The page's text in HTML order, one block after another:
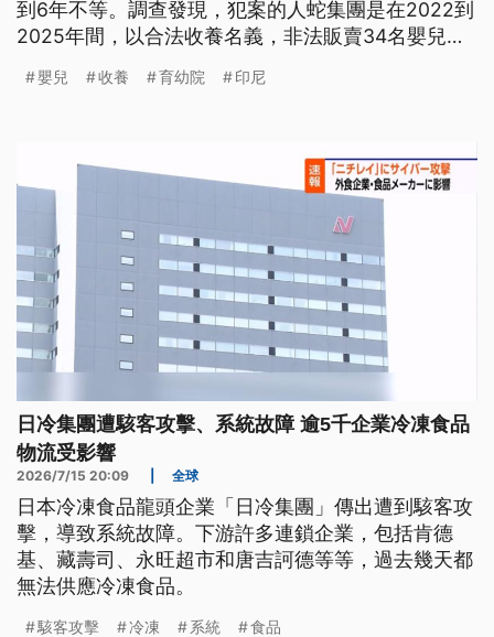
到6年不等。調查發現，犯案的人蛇集團是在2022到
2025年間，以合法收養名義，非法販賣34名嬰兒，
的「收養社團」，鎖定無力撫養孩子的弱勢族群，以
全案在西爪哇一名父親因為沒有收到款項，向警方報
案綁架後曝光，目前已有8名嬰兒暫時送往孤兒院，
但是新加坡的養父母則是憤怒又難過，那些已經收養
或中斷收養的無辜孩子何去何從，成了棘手的難題。
嬰兒 收養 育幼院 印尼
日冷集團遭駭客攻擊、系統故障 逾5千企業冷凍食品
物流受影響
2026/7/15 20:09 全球
日本冷凍食品龍頭企業「日冷集團」傳出遭到駭客攻
擊，導致系統故障。下游許多連鎖企業，包括肯德
基、藏壽司、永旺超市和唐吉訶德等等，過去幾天都
無法供應冷凍食品。
駭客攻擊 冷凍 系統 食品